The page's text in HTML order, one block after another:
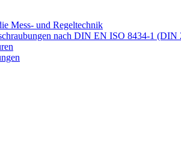
Mess- und Regeltechnik
nach DIN EN ISO 8434-1 (DIN